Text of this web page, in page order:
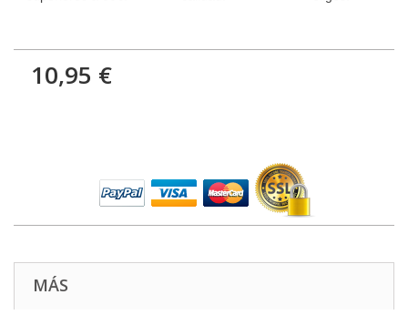
10,95 €
MÁS